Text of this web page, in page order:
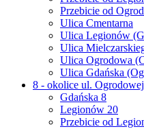
Przebicie od
Ulica Cmentarna
Ulica Legionów
Ulica
Ulica Ogrodowa
Ulica Gdańska
8 - okolice ul. Ogrodowej
Gdańska 8
Legionów 20
Przebicie od